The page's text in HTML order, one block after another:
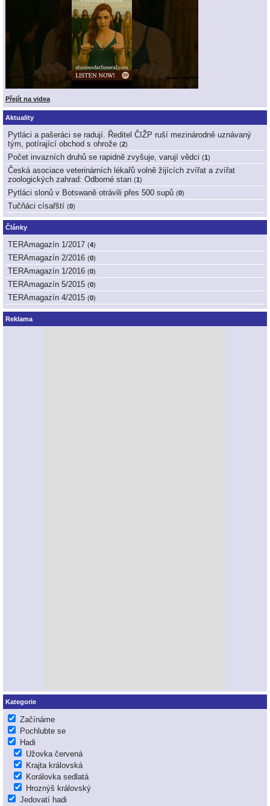
Přejít na videa
Aktuality
Pytláci a pašeráci se radují. Ředitel ČIŽP ruší mezinárodně uznávaný
tým, potírající obchod s ohrože (2)
Počet invazních druhů se rapidně zvyšuje, varují vědci (1 )
Česká asociace veterinárních lékařů volně žijících zvířat a zvířat
zoologických zahrad: Odborné stan (1 )
Pytláci slonů v Botswaně otrávili přes 500 supů (0)
Tučňáci císařští (0)
Články
TERAmagazín 1/2017 (4)
TERAmagazín 2/2016 (0)
TERAmagazín 1/2016 (0)
TERAmagazín 5/2015 (0)
TERAmagazín 4/2015 (0)
Reklama
Kategorie
Začínáme
Pochlubte se
Hadi
Užovka červená
Krajta královská
Korálovka sedlatá
Hroznýš královský
Jedovatí hadi